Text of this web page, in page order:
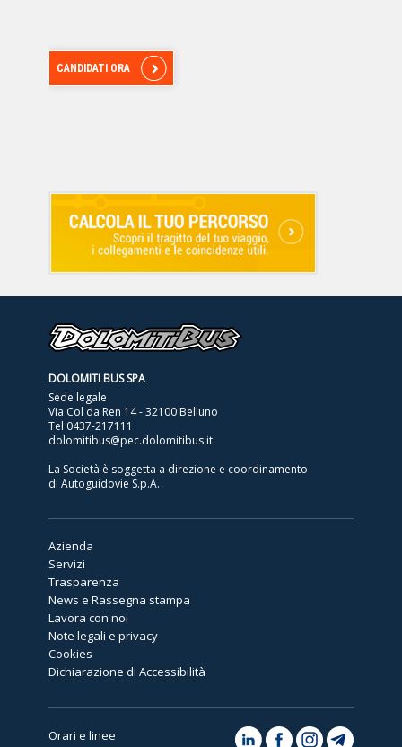
CANDIDATI ORA
DOLOMITI BUS SPA
Sede legale
Via Col da Ren 14 - 32100 Belluno
Tel 0437-217111
dolomitibus@pec.dolomitibus.it
La Società è soggetta a direzione e coordinamento
di Autoguidovie S.p.A.
Azienda
Servizi
Trasparenza
News e Rassegna stampa
Lavora con noi
Note legali e privacy
Cookies
Dichiarazione di Accessibilità
Orari e linee